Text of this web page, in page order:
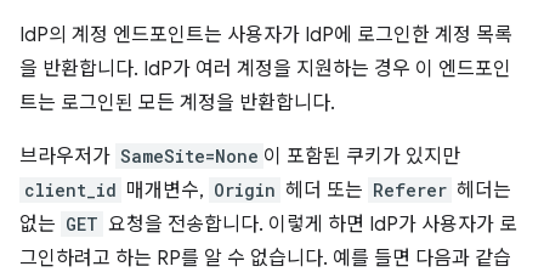
IdP의 계정 엔드포인트는 사용자가 IdP에 로그인한 계정 목록
을 반환합니다. IdP가 여러 계정을 지원하는 경우 이 엔드포인
트는 로그인된 모든 계정을 반환합니다.
브라우저가 SameSite=None 이 포함된 쿠키가 있지만
client_id 매개변수, Origin 헤더 또는 Referer 헤더는
없는 GET 요청을 전송합니다. 이렇게 하면 IdP가 사용자가 로
그인하려고 하는 RP를 알 수 없습니다. 예를 들면 다음과 같습